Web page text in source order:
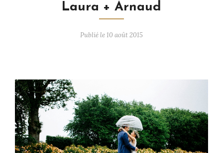
Laura + Arnaud
Publié le 10 août 2015